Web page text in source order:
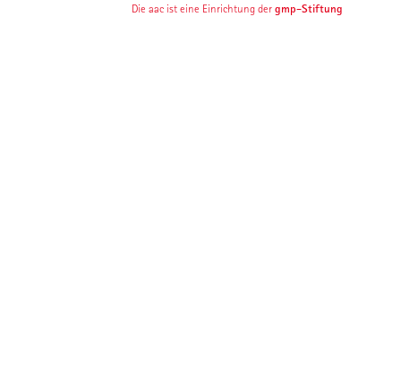
Die aac ist eine Einrichtung dergmp-Stiftung